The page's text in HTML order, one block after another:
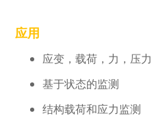
应用
应变，载荷，力，压
基于状态的监测
结构载荷和应力监测